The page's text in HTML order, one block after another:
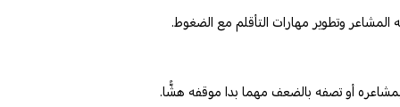
المشاعر وتطوير مهارات التأقلم مع الضغوط.
أو تصفه بالضعف مهما بدا موقفه هشًّا.